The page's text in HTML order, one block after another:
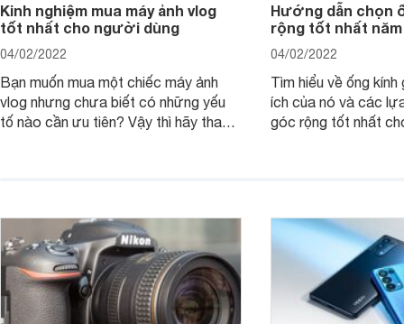
Kinh nghiệm mua máy ảnh vlog
tốt nhất cho người dùng
04/02/2022
Bạn muốn mua một chiếc máy ảnh
vlog nhưng chưa biết có những yếu
tố nào cần ưu tiên? Vậy thì hãy tham
Hướng dẫn chọn
rộng tốt nhất năm
04/02/2022
Tìm hiểu về ống
ích của nó và các
góc rộng tốt nhất